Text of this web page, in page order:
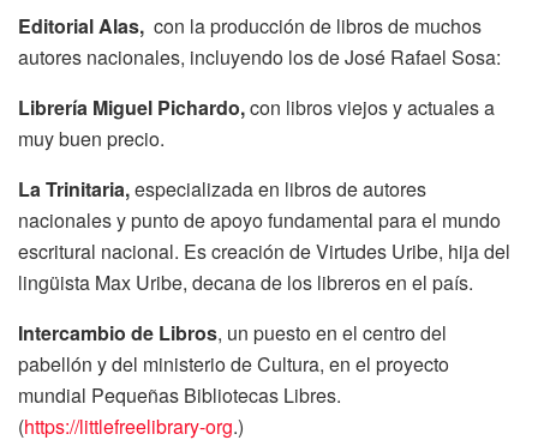
Editorial Alas, con la producción de libros de muchos
autores nacionales, incluyendo los de José Rafael Sosa:
Librería Miguel Pichardo,con libros viejos y actuales a
muy buen precio.
La Trinitaria,especializada en libros de autores
nacionales y punto de apoyo fundamental para el mundo
escritural nacional. Es creación de Virtudes Uribe, hija del
lingüista Max Uribe, decana de los libreros en el país.
Intercambio de Libros, un puesto en el centro del
pabellón y del ministerio de Cultura, en el proyecto
mundial Pequeñas Bibliotecas Libres.
(https://littlefreelibrary-org.)